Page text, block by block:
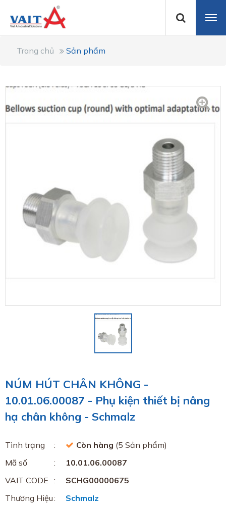
Trang chủ Sản phẩm
NÚM HÚT CHÂN KHÔNG -
10.01.06.00087 - Phụ kiện thiết bị nâng
hạ chân không - Schmalz
Tình trạng Còn hàng (5 Sản phẩm)
Mã số
10.01.06.00087
VAIT CODE
SCHG00000675
Thương Hiệu
Schmalz